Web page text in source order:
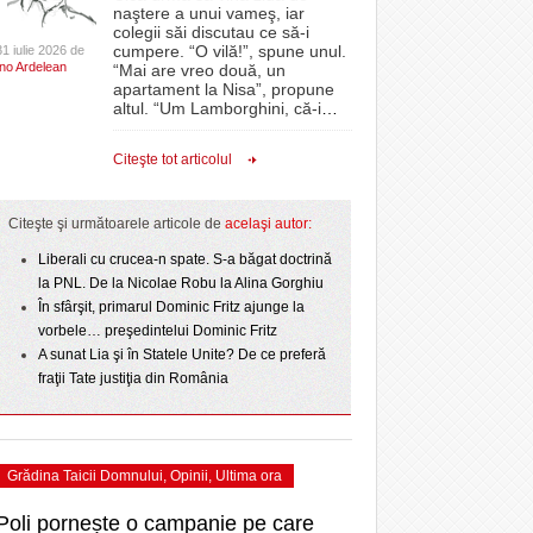
la
- acum 1 zi
cu o victorie
- 25 July 2026
Sărbătoarea continuă! Zeci de mii de oameni
au celebrat a treia seară la rând Ziua Timișoarei
- 2 August 2026
Iniţiativă inedită pentru Zilele Orașului
talentelor locale- 2 August 2026
View all
proiectelor derulate de instituție din fonduri
europene/FOTO- 11 December 2025
ANAF oferă persoanelor fizice posibilitatea să
beneficieze de Declarația Unică 212
2025
View all
CLIPURI VIDEO
JOCURI ONLINE
DIVERSE
FARMACII DIN
GRĂDINIŢE DIN TIMIŞ
PRIMĂRIILE DIN TIMIŞ
SFATUL MEDICULUI
SFATURI JURIDICE
iulie 2026 de
Ardelean
naştere a unui vameş, iar
colegii săi discutau ce să-i
cumpere. “O vilă!”, spune unul.
“Mai are vreo două, un
apartament la Nisa”, propune
altul. “Um Lamborghini, că-i
Citeşte tot articolul
Citeşte şi următoarele articole de acelaşi autor:
Liberali cu crucea-n spate. S-a băgat doctrină
la PNL. De la Nicolae Robu la Alina Gorghiu
În sfârşit, primarul Dominic Fritz ajunge la
vorbele… preşedintelui Dominic Fritz
A sunat Lia şi în Statele Unite? De ce preferă
fraţii Tate justiţia din România
Grădina Taicii Domnului, Opinii, Ultima ora
pornește o campanie pe care